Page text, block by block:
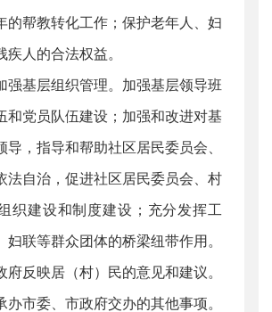
的帮教转化工作；保护老年人、妇
疾人的合法权益。
强基层组织管理。加强基层领导班
和党员队伍建设；加强和改进对基
导，指导和帮助社区居民委员会、
法自治，促进社区居民委员会、村
织建设和制度建设；充分发挥工
妇联等群众团体的桥梁纽带作用。
府反映居（村）民的意见和建议。
办市委、市政府交办的其他事项。